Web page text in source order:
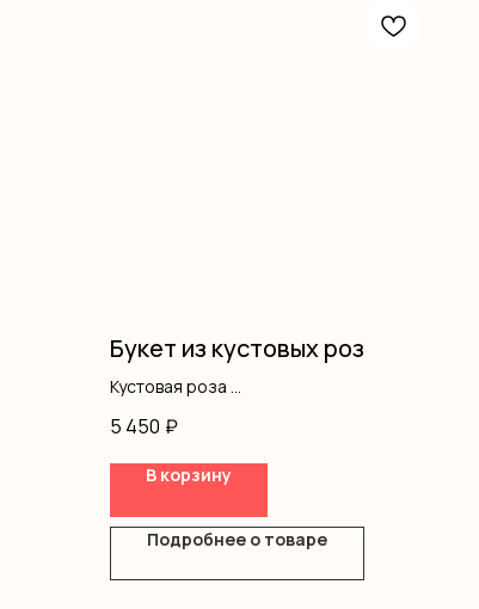
Букет из кустовых роз
Кустовая роза
5 450 ₽
В корзину
Подробнее о товаре